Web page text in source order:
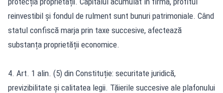
reinvestibil și fondul de rulment sunt bunuri patrimoniale. Când
statul confiscă marja prin taxe succesive, afectează
substanța proprietății economice.
4. Art. 1 alin. (5) din Constituție: securitate juridică,
previzibilitate și calitatea legii. Tăierile succesive ale plafonului